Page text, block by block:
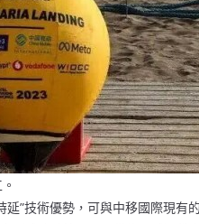
”技術優勢，可與中移國際現有